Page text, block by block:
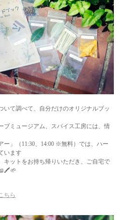
いて調べて、自分だけのオリジナルブッ
ブミュージアム、スパイス工房には、情
ー」（11:30、14:00 ※無料）では、ハー
います
キットをお持ち帰りいただき、ご自宅で
こちら